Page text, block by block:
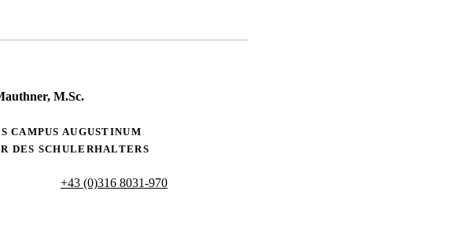
M.Sc.
CAMPUS AUGUSTINUM
DES SCHULERHALTERS
+43 (0)316 8031-970